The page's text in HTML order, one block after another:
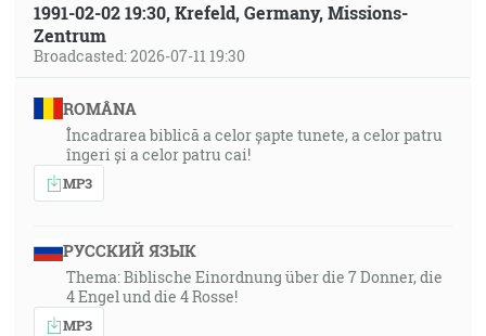
1991-02-02 19:30, Krefeld, Germany, Missions-
Zentrum
Broadcasted: 2026-07-11 19:30
ROMÂNA
Încadrarea biblică a celor șapte tunete, a celor patru
îngeri și a celor patru cai!
MP3
РУССКИЙ ЯЗЫК
Thema: Biblische Einordnung über die 7 Donner, die
4 Engel und die 4 Rosse!
MP3